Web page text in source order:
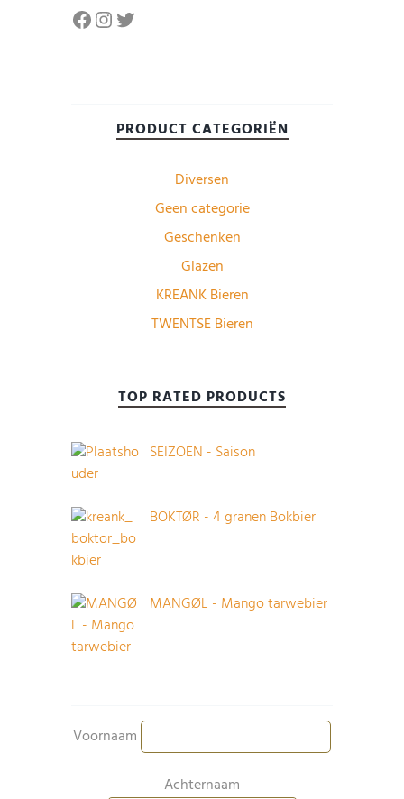
Facebook
Instagram
Twitter
PRODUCT CATEGORIËN
Diversen
Geen categorie
Geschenken
Glazen
KREANK Bieren
TWENTSE Bieren
TOP RATED PRODUCTS
SEIZOEN - Saison
BOKTØR - 4 granen Bokbier
MANGØL - Mango tarwebier
Voornaam
Achternaam